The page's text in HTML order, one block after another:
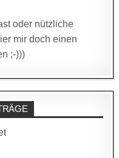
oder nützliche
mir doch einen
;-)))